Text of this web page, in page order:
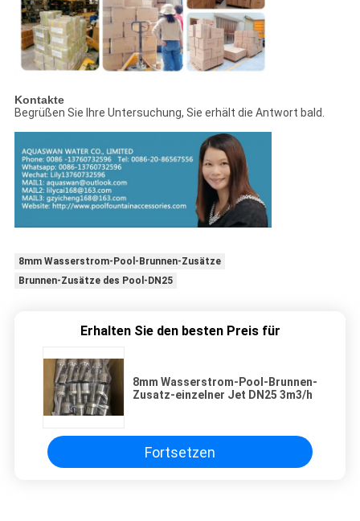
Kontakte
Begrüßen Sie Ihre Untersuchung, Sie erhält die Antwort bald.
8mm Wasserstrom-Pool-Brunnen-Zusätze
Brunnen-Zusätze des Pool-DN25
Erhalten Sie den besten Preis für
8mm Wasserstrom-Pool-Brunnen-
Zusatz-einzelner Jet DN25 3m3/h
Fortsetzen